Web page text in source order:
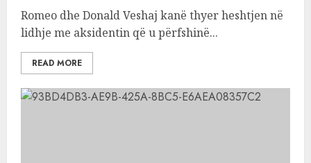
Romeo dhe Donald Veshaj kanë thyer heshtjen në
lidhje me aksidentin që u përfshinë...
READ MORE